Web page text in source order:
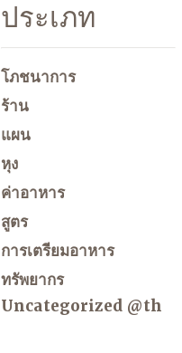
ประเภท
โภชนาการ
ร้าน
แผน
หุง
ค่าอาหาร
สูตร
การเตรียมอาหาร
ทรัพยากร
Uncategorized @th